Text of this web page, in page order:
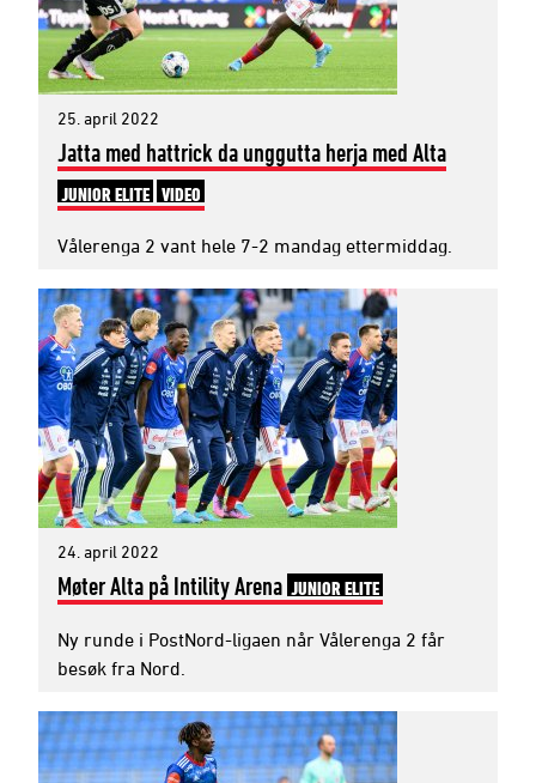
25. april 2022
Jatta med hattrick da unggutta herja med Alta
JUNIOR ELITE VIDEO
Vålerenga 2 vant hele 7-2 mandag ettermiddag.
24. april 2022
Møter Alta på Intility Arena JUNIOR ELITE
Ny runde i PostNord-ligaen når Vålerenga 2 får
besøk fra Nord.